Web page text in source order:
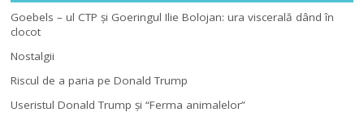
Goebels – ul CTP şi Goeringul Ilie Bolojan: ura viscerală dând în
clocot
Nostalgii
Riscul de a paria pe Donald Trump
Useristul Donald Trump şi “Ferma animalelor”